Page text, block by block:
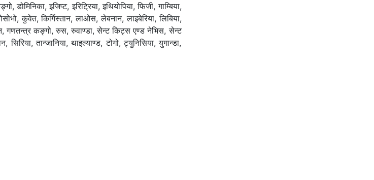
इजिप्ट, इरिट्रिया, इथियोपिया, फिजी, गाम्बिया,
कुवेत, किर्गिस्तान, लाओस, लेबनान, लाइबेरिया, लिबिया,
गणतन्त्र कङ्गो, रुस, रुवाण्डा, सेन्ट किट्स एण्ड नेभिस, सेन्ट
तान्जानिया, थाइल्याण्ड, टोगो, ट्युनिसिया, युगान्डा,